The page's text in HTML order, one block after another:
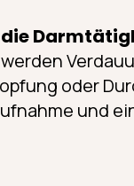
die
oder
und